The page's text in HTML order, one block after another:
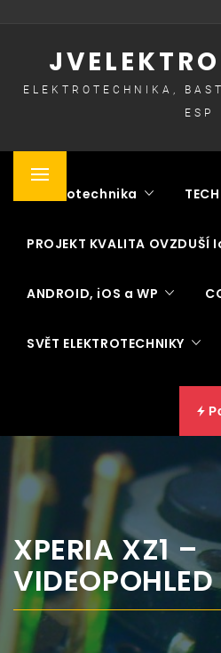
ELEKTROTECHNIKA,
ESP
Primary
Elektrotechnika
PROJEKT KVALITA OVZDUŠÍ
ANDROID, iOS a WP
SVĚT ELEKTROTECHNIKY
XPERIA XZ1 –
VIDEOPOHLED